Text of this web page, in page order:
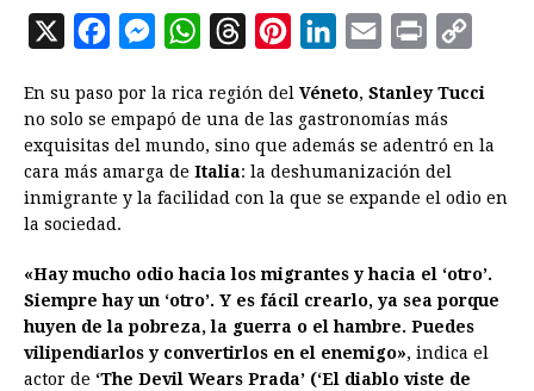
X
c
e
b
o
k
M
s
s
e
n
e
W
a
t
s
A
p
r
e
a
d
n
t
e
r
s
n
k
e
d
n
a
i
l
i
n
t
p
y
i
k
En su paso por la rica región del Véneto, Stanley Tucci
no solo se empapó de una de las gastronomías más
exquisitas del mundo, sino que además se adentró en la
cara más amarga de Italia: la deshumanización del
inmigrante y la facilidad con la que se expande el odio en
la sociedad.
«Hay mucho odio hacia los migrantes y hacia el ‘otro’.
Siempre hay un ‘otro’. Y es fácil crearlo, ya sea porque
huyen de la pobreza, la guerra o el hambre. Puedes
vilipendiarlos y convertirlos en el enemigo», indica el
actor de ‘The Devil Wears Prada’ (‘El diablo viste de